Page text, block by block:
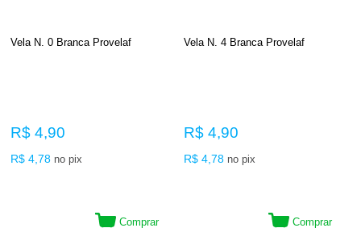
Vela N. 0 Branca Provelaf
R$ 4,90
R$ 4,78 no pix
Comprar
Vela N. 4 Branca Provelaf
R$ 4,90
R$ 4,78 no pix
Comprar